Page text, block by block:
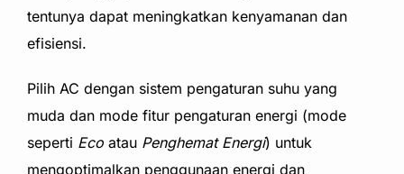
tentunya dapat meningkatkan kenyamanan dan
efisiensi.
Pilih AC dengan sistem pengaturan suhu yang
muda dan mode fitur pengaturan energi (mode
seperti Eco atau Penghemat Energi) untuk
mengoptimalkan penggunaan energi dan